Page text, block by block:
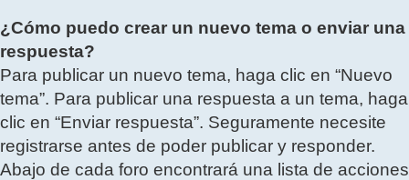
¿Cómo puedo crear un nuevo tema o enviar una
respuesta?
Para publicar un nuevo tema, haga clic en “Nuevo
tema”. Para publicar una respuesta a un tema, haga
clic en “Enviar respuesta”. Seguramente necesite
registrarse antes de poder publicar y responder.
Abajo de cada foro encontrará una lista de acciones